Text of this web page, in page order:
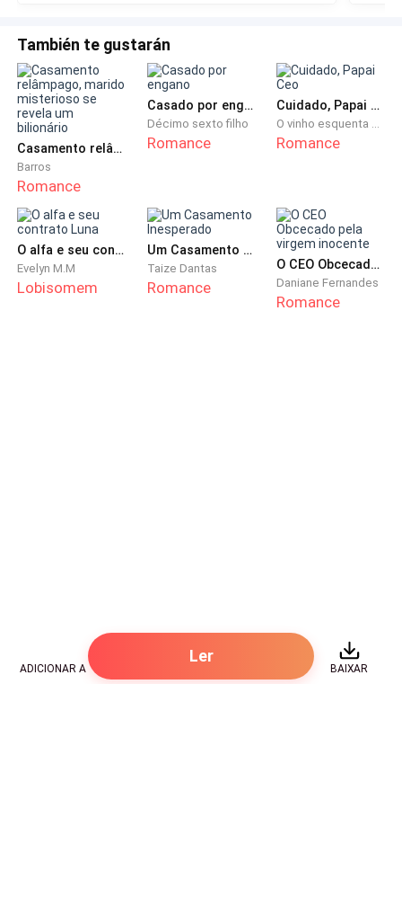
También te gustarán
Casamento relâmpago, marido misterioso se revela um bilionário
Barros
Romance
Casado por engano
Décimo sexto filho
Romance
Cuidado, Papai Ceo
O vinho esquenta as flores
Romance
O alfa e seu contrato Luna
Evelyn M.M
Lobisomem
Um Casamento Inesperado
Taize Dantas
Romance
O CEO Obcecado pela virgem inocente
Daniane Fernandes
Romance
ADICIONAR A
Ler
BAIXAR